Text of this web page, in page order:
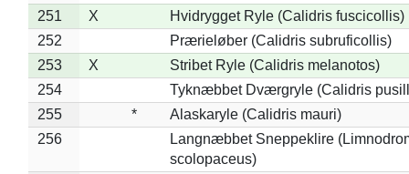
251
X
Hvidrygget Ryle (Calidris fuscicollis)
252
Prærieløber (Calidris subruficollis)
253
X
Stribet Ryle (Calidris melanotos)
254
Tyknæbbet Dværgryle (Calidris
255
*
Alaskaryle (Calidris mauri)
256
Langnæbbet Sneppeklire
scolopaceus)